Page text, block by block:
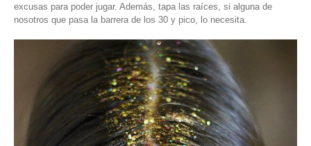
excusas para poder jugar. Además, tapa las raíces, si alguna de
nosotros que pasa la barrera de los 30 y pico, lo necesita.